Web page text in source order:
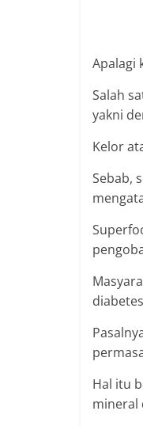
Apalagi
Salah
yakni
Kelor
Sebab,
Hal itu
mineral